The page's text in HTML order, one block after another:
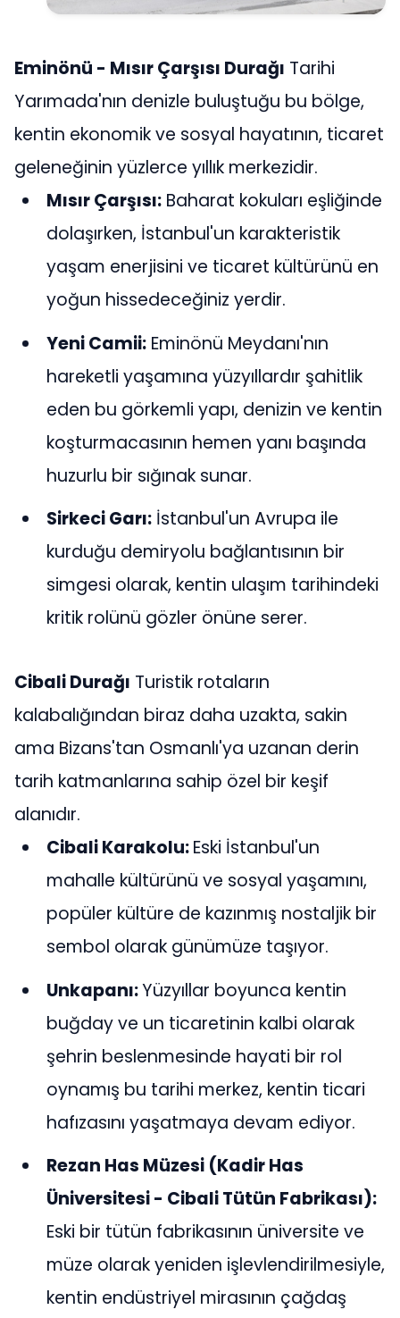
Eminönü - Mısır Çarşısı Durağı Tarihi
Yarımada'nın denizle buluştuğu bu bölge,
kentin ekonomik ve sosyal hayatının, ticaret
geleneğinin yüzlerce yıllık merkezidir.
Mısır Çarşısı: Baharat kokuları eşliğinde
dolaşırken, İstanbul'un karakteristik
yaşam enerjisini ve ticaret kültürünü en
yoğun hissedeceğiniz yerdir.
Yeni Camii: Eminönü Meydanı'nın
hareketli yaşamına yüzyıllardır şahitlik
eden bu görkemli yapı, denizin ve kentin
koşturmacasının hemen yanı başında
huzurlu bir sığınak sunar.
Sirkeci Garı: İstanbul'un Avrupa ile
kurduğu demiryolu bağlantısının bir
simgesi olarak, kentin ulaşım tarihindeki
kritik rolünü gözler önüne serer.
Cibali Durağı Turistik rotaların
kalabalığından biraz daha uzakta, sakin
ama Bizans'tan Osmanlı'ya uzanan derin
tarih katmanlarına sahip özel bir keşif
alanıdır.
Cibali Karakolu:Eski İstanbul'un
mahalle kültürünü ve sosyal yaşamını,
popüler kültüre de kazınmış nostaljik bir
sembol olarak günümüze taşıyor.
Unkapanı:Yüzyıllar boyunca kentin
buğday ve un ticaretinin kalbi olarak
şehrin beslenmesinde hayati bir rol
oynamış bu tarihi merkez, kentin ticari
hafızasını yaşatmaya devam ediyor.
Rezan Has Müzesi (Kadir Has
Üniversitesi - Cibali Tütün Fabrikası):
Eski bir tütün fabrikasının üniversite ve
müze olarak yeniden işlevlendirilmesiyle,
kentin endüstriyel mirasının çağdaş